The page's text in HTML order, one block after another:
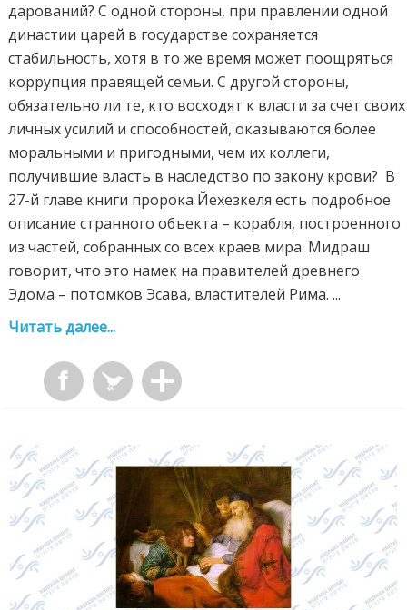
дарований? С одной стороны, при правлении одной
династии царей в государстве сохраняется
стабильность, хотя в то же время может поощряться
коррупция правящей семьи. С другой стороны,
обязательно ли те, кто восходят к власти за счет своих
личных усилий и способностей, оказываются более
моральными и пригодными, чем их коллеги,
получившие власть в наследство по закону крови? В
27-й главе книги пророка Йехезкеля есть подробное
описание странного объекта – корабля, построенного
из частей, собранных со всех краев мира. Мидраш
говорит, что это намек на правителей древнего
Эдома – потомков Эсава, властителей Рима. ...
Читать далее...